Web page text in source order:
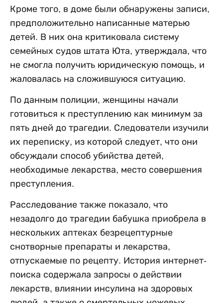
Кроме того, в доме были обнаружены записи,
предположительно написанные матерью
детей. В них она критиковала систему
семейных судов штата Юта, утверждала, что
не смогла получить юридическую помощь, и
жаловалась на сложившуюся ситуацию.
По данным полиции, женщины начали
готовиться к преступлению как минимум за
пять дней до трагедии. Следователи изучили
их переписку, из которой следует, что они
обсуждали способ убийства детей,
необходимые лекарства, место совершения
преступления.
Расследование также показало, что
незадолго до трагедии бабушка приобрела в
нескольких аптеках безрецептурные
снотворные препараты и лекарства,
отпускаемые по рецепту. История интернет-
поиска содержала запросы о действии
лекарств, влиянии инсулина на здоровых